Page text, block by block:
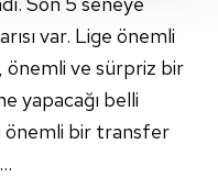
için İnternet
ait çerezler
çeşitli kişisel
var. Lige önemli
önemli ve sürpriz bir
yapacağı belli
önemli bir transfer